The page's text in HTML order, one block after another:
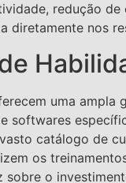
redução
diretamente nos
uma
softwares
catálogo de
os
sobre o